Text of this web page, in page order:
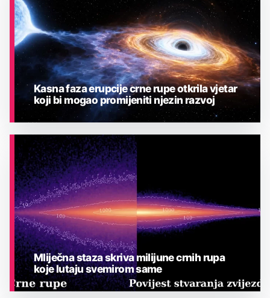
ASTRONOMIJA
Kasna faza erupcije crne rupe otkrila vjetar
koji bi mogao promijeniti njezin razvoj
Mliječna staza skriva milijune crnih rupa
koje lutaju svemirom same